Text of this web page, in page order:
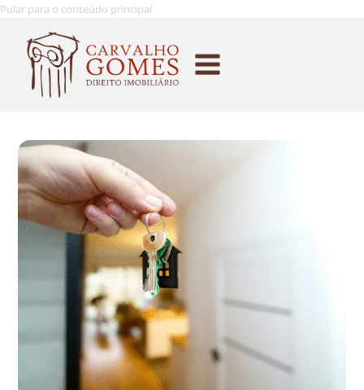
Pular para o conteúdo principal